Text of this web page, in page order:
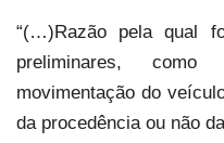
“(…)Razão pela qual
preliminares,
movimentação do
da procedência ou não